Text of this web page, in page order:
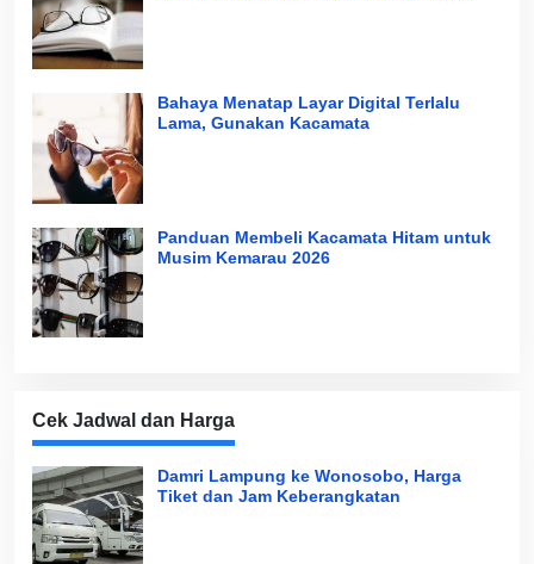
Bahaya Menatap Layar Digital Terlalu
Lama, Gunakan Kacamata
Panduan Membeli Kacamata Hitam untuk
Musim Kemarau 2026
Cek Jadwal dan Harga
Damri Lampung ke Wonosobo, Harga
Tiket dan Jam Keberangkatan